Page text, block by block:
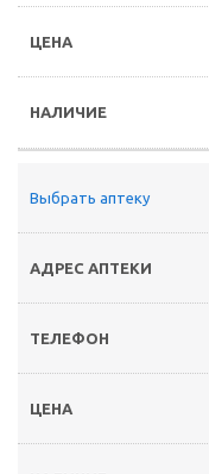
Выбрать аптеку